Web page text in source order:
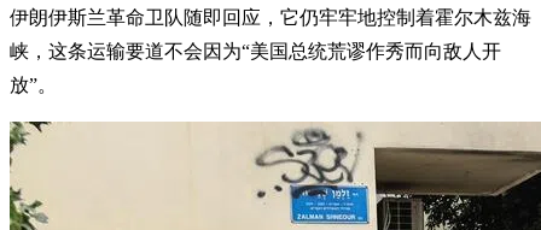
伊朗伊斯兰革命卫队随即回应，它仍牢牢地控制着霍尔木兹海
峡，这条运输要道不会因为“美国总统荒谬作秀而向敌人开
放”。